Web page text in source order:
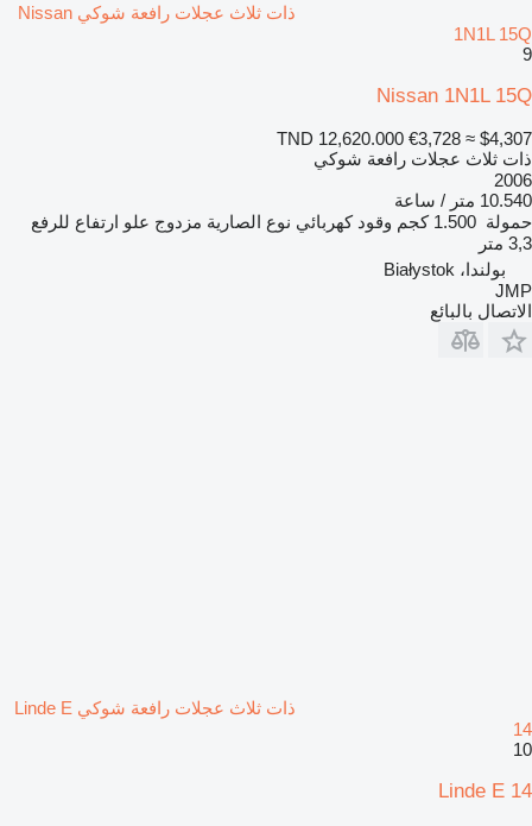
ذات ثلاث عجلات رافعة شوكي Nissan
1N1L 15Q
9
Nissan 1N1L 15Q
TND 12,620.000 €3,728 ≈ $4,307
ذات ثلاث عجلات رافعة شوكي
2006
10.540 متر / ساعة
حمولة 1.500 كجم وقود كهربائي نوع الصارية مزدوج علو ارتفاع للرفع
3,3 متر
بولندا، Białystok
JMP
الاتصال بالبائع
ذات ثلاث عجلات رافعة شوكي Linde E
14
10
Linde E 14